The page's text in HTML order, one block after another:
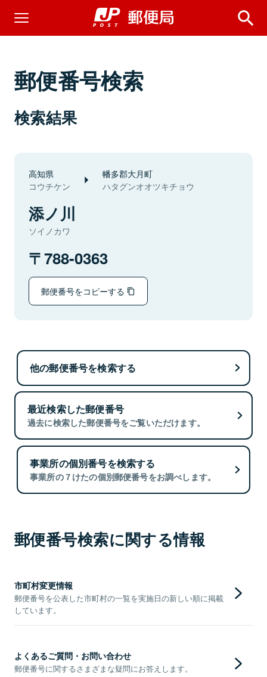
郵便番号検索
検索結果
高知県
コウチケン
幡多郡大月町
ハタグンオオツキチョウ
添ノ川
ソイノカワ
788-0363
郵便番号をコピーする
他の郵便番号を検索する
最近検索した郵便番号
過去に検索した郵便番号をご覧いただけます。
事業所の個別番号を検索する
事業所の７けたの個別郵便番号をお調べします。
郵便番号検索に関する情報
市町村変更情報
郵便番号を公表した市町村の一覧を実施日の新しい順に掲載
しています。
よくあるご質問・お問い合わせ
郵便番号に関するさまざまな疑問にお答えします。